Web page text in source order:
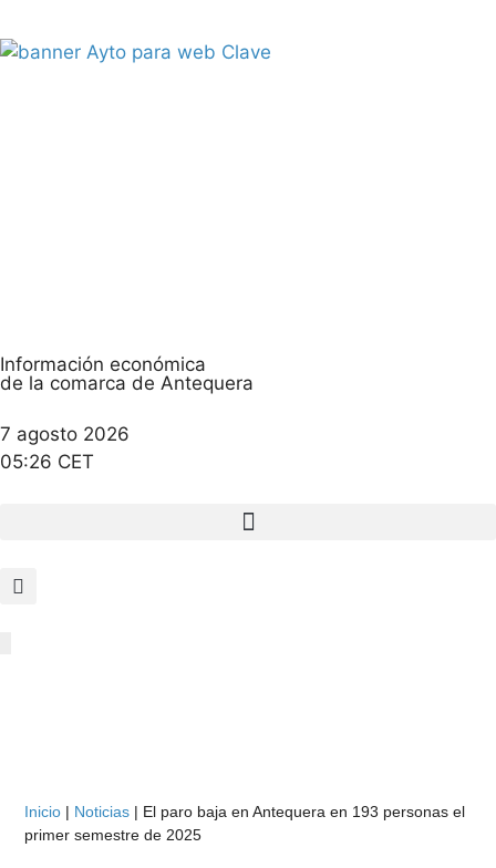
Información económica
de la comarca de Antequera
7 agosto 2026
05:26 CET
Inicio | Noticias | El paro baja en Antequera en 193 personas el
primer semestre de 2025